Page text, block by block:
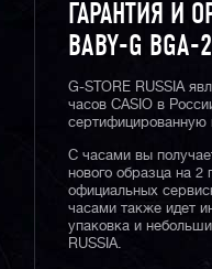
ГАРАНТИЯ И
BABY-G BGA-
G-STORE RUSSIA
часов CASIO в
сертифицированную
С часами вы
нового образца на 2
официальных
часами также идет
упаковка и
RUSSIA.